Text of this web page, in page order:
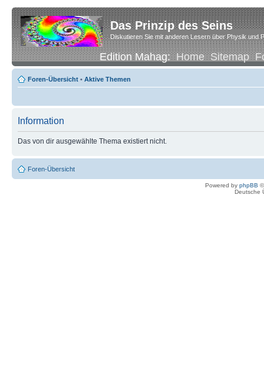
Das Prinzip des Seins
Diskutieren Sie mit anderen Lesern über Physik und
Edition Mahag:Home Sitemap
Foren-Übersicht • Aktive Themen
Information
Das von dir ausgewählte Thema existiert nicht.
Foren-Übersicht
Powered by phpBB
Deutsche